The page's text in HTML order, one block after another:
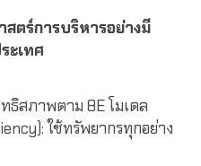
ตร์การบริหารอย่างมี
ะเทศ
ธิสภาพตาม 8E โมเดล
ใช้ทรัพยากรทุกอย่าง